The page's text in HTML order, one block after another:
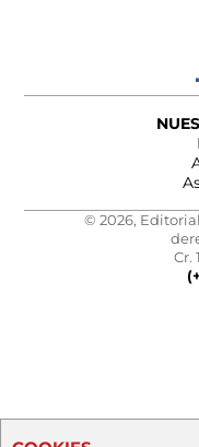
© 2026,
Cr.